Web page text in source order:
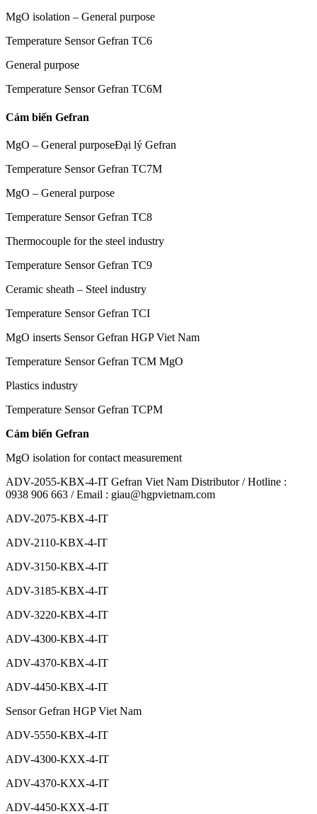
MgO isolation – General purpose
Temperature Sensor Gefran TC6
General purpose
Temperature Sensor Gefran TC6M
Cảm biến Gefran
MgO – General purposeĐại lý Gefran
Temperature Sensor Gefran TC7M
MgO – General purpose
Temperature Sensor Gefran TC8
Thermocouple for the steel industry
Temperature Sensor Gefran TC9
Ceramic sheath – Steel industry
Temperature Sensor Gefran TCI
MgO inserts Sensor Gefran HGP Viet Nam
Temperature Sensor Gefran TCM MgO
Plastics industry
Temperature Sensor Gefran TCPM
Cảm biến Gefran
MgO isolation for contact measurement
ADV-2055-KBX-4-IT Gefran Viet Nam Distributor / Hotline :
0938 906 663 / Email : giau@hgpvietnam.com
ADV-2075-KBX-4-IT
ADV-2110-KBX-4-IT
ADV-3150-KBX-4-IT
ADV-3185-KBX-4-IT
ADV-3220-KBX-4-IT
ADV-4300-KBX-4-IT
ADV-4370-KBX-4-IT
ADV-4450-KBX-4-IT
Sensor Gefran HGP Viet Nam
ADV-5550-KBX-4-IT
ADV-4300-KXX-4-IT
ADV-4370-KXX-4-IT
ADV-4450-KXX-4-IT